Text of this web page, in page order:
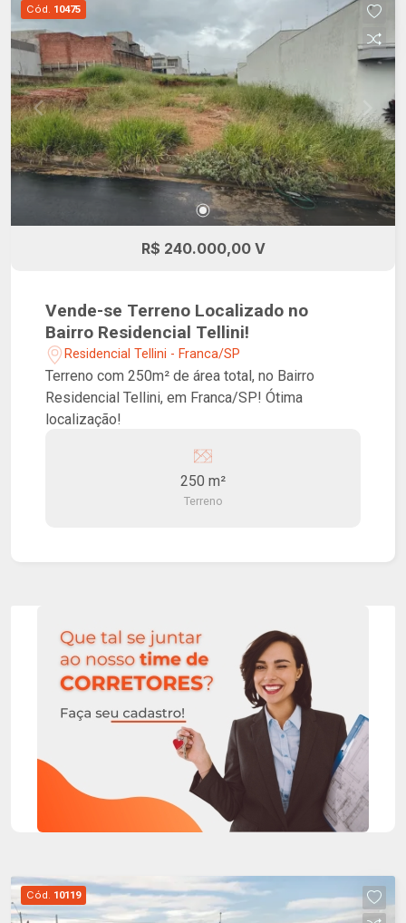
inesquecíveis juntos.
Cód. 10475
R$ 240.000,00 V
Vende-se Terreno Localizado no
Bairro Residencial Tellini!
Residencial Tellini - Franca/SP
Terreno com 250m² de área total, no Bairro
Residencial Tellini, em Franca/SP! Ótima
localização!
250 m²
Terreno
Cód. 10119